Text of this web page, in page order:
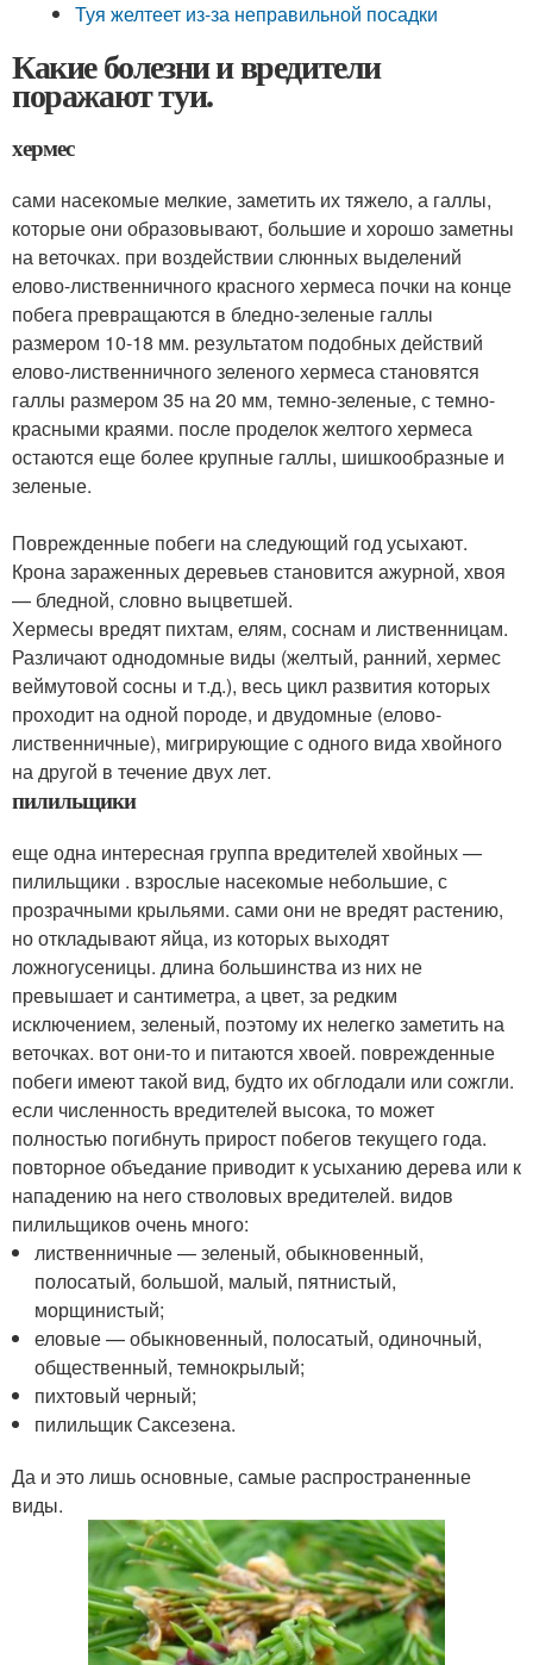
Туя желтеет из-за неправильной посадки
Какие болезни и вредители
поражают туи.
хермес
сами насекомые мелкие, заметить их тяжело, а галлы,
которые они образовывают, большие и хорошо заметны
на веточках. при воздействии слюнных выделений
елово-лиственничного красного хермеса почки на конце
побега превращаются в бледно-зеленые галлы
размером 10-18 мм. результатом подобных действий
елово-лиственничного зеленого хермеса становятся
галлы размером 35 на 20 мм, темно-зеленые, с темно-
красными краями. после проделок желтого хермеса
остаются еще более крупные галлы, шишкообразные и
зеленые.
Поврежденные побеги на следующий год усыхают.
Крона зараженных деревьев становится ажурной, хвоя
— бледной, словно выцветшей.
Хермесы вредят пихтам, елям, соснам и лиственницам.
Различают однодомные виды (желтый, ранний, хермес
веймутовой сосны и т.д.), весь цикл развития которых
проходит на одной породе, и двудомные (елово-
лиственничные), мигрирующие с одного вида хвойного
на другой в течение двух лет.
пилильщики
еще одна интересная группа вредителей хвойных —
пилильщики . взрослые насекомые небольшие, с
прозрачными крыльями. сами они не вредят растению,
но откладывают яйца, из которых выходят
ложногусеницы. длина большинства из них не
превышает и сантиметра, а цвет, за редким
исключением, зеленый, поэтому их нелегко заметить на
веточках. вот они-то и питаются хвоей. поврежденные
побеги имеют такой вид, будто их обглодали или сожгли.
если численность вредителей высока, то может
полностью погибнуть прирост побегов текущего года.
повторное объедание приводит к усыханию дерева или к
нападению на него стволовых вредителей. видов
пилильщиков очень много:
лиственничные — зеленый, обыкновенный,
полосатый, большой, малый, пятнистый,
морщинистый;
еловые — обыкновенный, полосатый, одиночный,
общественный, темнокрылый;
пихтовый черный;
пилильщик Саксезена.
Да и это лишь основные, самые распространенные
виды.